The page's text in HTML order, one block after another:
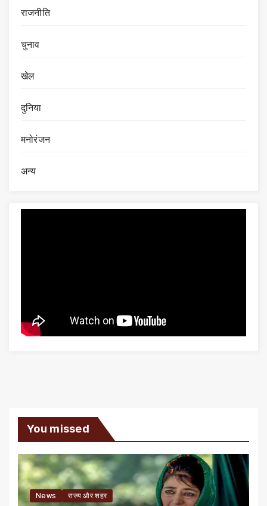
राजनीति
चुनाव
खेल
दुनिया
मनोरंजन
अन्य
You missed
News राज्य और शहर